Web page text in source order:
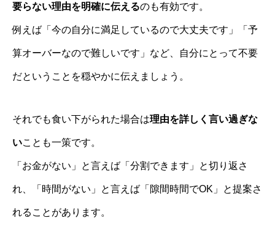
要らない理由を明確に伝えるのも有効です。
例えば「今の自分に満足しているので大丈夫です」「予
算オーバーなので難しいです」など、自分にとって不要
だということを穏やかに伝えましょう。
それでも食い下がられた場合は理由を詳しく言い過ぎな
いことも一策です。
「お金がない」と言えば「分割できます」と切り返さ
れ、「時間がない」と言えば「隙間時間でOK」と提案さ
れることがあります。